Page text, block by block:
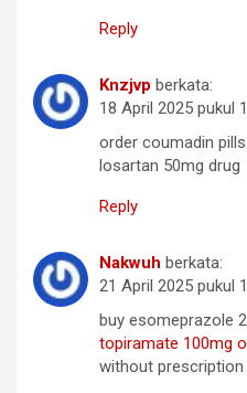
Reply
Knzjvp berkata:
18 April 2025 pukul
order coumadin
losartan 50mg drug
Reply
Nakwuh berkata:
21 April 2025 pukul
buy esomeprazole
topiramate 100mg
without prescription